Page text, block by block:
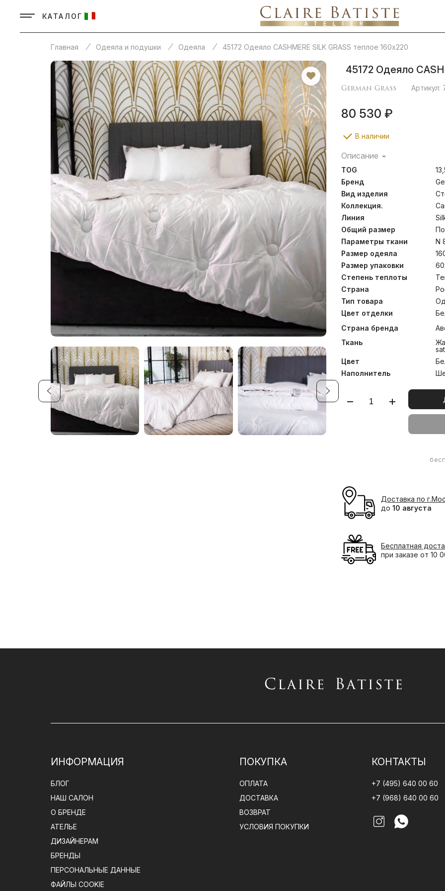
КАТАЛОГ
Главная Одеяла и подушки Одеяла 45172 Одеяло CASHMERE SILK GRASS теплое 160х220
45172 Одеяло
German Grass Артикул:
80 530 ₽
В наличии
Описание
Лимитированная
полностью вручную по
наполнитель, в котором
Cashmere – Silk,
пуходержащего
фабрике Weidmann
сочетание, где
теплоизолянтом, а
позволяя создавать
гидрофильного хлопка
наполнителя наружу.
возможность
использовать эти
максимальным
этой коллекции требуют
должны
синтетические нити.
только сухая чистка
TOG
Бренд
Вид изделия
Коллекция.
Линия
Общий размер
Параметры ткани
N
Размер одеяла
Размер упаковки
Степень теплоты
Страна
Тип товара
Цвет отделки
Страна бренда
Ткань
Цвет
Наполнитель
Доставка по
до 10 августа
Бесплатная
при заказе от 10
ИНФОРМАЦИЯ
БЛОГ
НАШ САЛОН
О БРЕНДЕ
АТЕЛЬЕ
ДИЗАЙНЕРАМ
БРЕНДЫ
ПЕРСОНАЛЬНЫЕ ДАННЫЕ
ФАЙЛЫ COOKIE
ПОКУПКА
ОПЛАТА
ДОСТАВКА
ВОЗВРАТ
УСЛОВИЯ ПОКУПКИ
КОНТАКТЫ
+7 (495) 640 00 60
+7 (968) 640 00 60